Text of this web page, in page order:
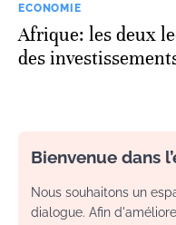
ECONOMIE
Afrique: les deux
des
Bienvenue dans
Nous souhaitons un
dialogue. Afin